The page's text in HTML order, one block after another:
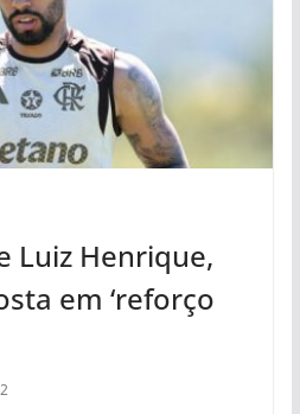
Luiz Henrique,
em ‘reforço